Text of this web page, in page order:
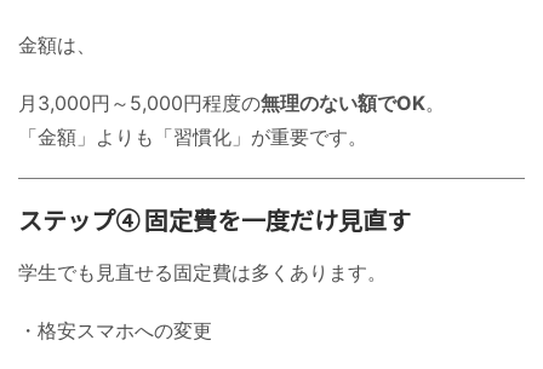
金額は、
月3,000円～5,000円程度の無理のない額でOK。
「金額」よりも「習慣化」が重要です。
ステップ④ 固定費を一度だけ見直す
学生でも見直せる固定費は多くあります。
・格安スマホへの変更